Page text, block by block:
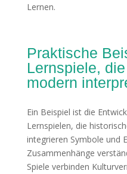
Lernen.
Praktische
Lernspiele,
modern
Ein Beispiel ist die
Lernspielen, die
integrieren Symbole und
Zusammenhänge
Spiele verbinden